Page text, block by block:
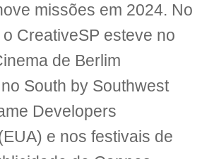
missões em 2024. No
o CreativeSP esteve no
de Berlim
South by Southwest
Developers
e nos festivais de